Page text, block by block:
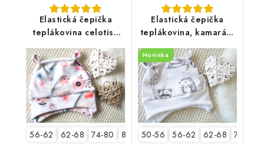
Elastická čepička
teplákovina celotisk
ptáčci, květy
56-62 62-68 74-80 80-86
Elastická čepička
teplákovina, kamarádi
zvířátka
Novinka
50-56 56-62 62-68 74-80